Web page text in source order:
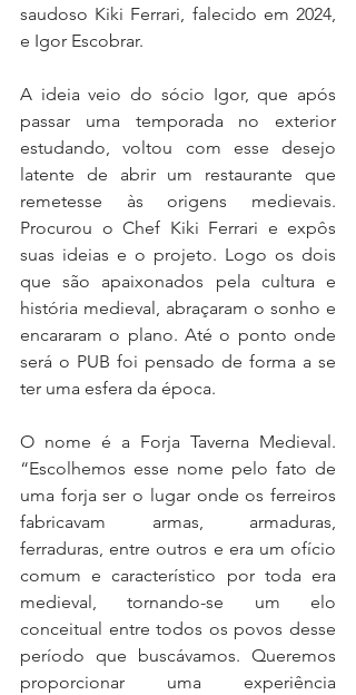
saudoso Kiki Ferrari, falecido em 2024,
e Igor Escobrar.
A ideia veio do sócio Igor, que após
passar uma temporada no exterior
estudando, voltou com esse desejo
latente de abrir um restaurante que
remetesse às origens medievais.
Procurou o Chef Kiki Ferrari e expôs
suas ideias e o projeto. Logo os dois
que são apaixonados pela cultura e
história medieval, abraçaram o sonho e
encararam o plano. Até o ponto onde
será o PUB foi pensado de forma a se
ter uma esfera da época.
O nome é a Forja Taverna Medieval.
“Escolhemos esse nome pelo fato de
uma forja ser o lugar onde os ferreiros
fabricavam armas, armaduras,
ferraduras, entre outros e era um ofício
comum e característico por toda era
medieval, tornando-se um elo
conceitual entre todos os povos desse
período que buscávamos. Queremos
proporcionar uma experiência